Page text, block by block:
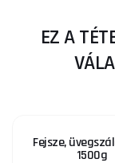
EZ A
Fejsze,
1500g